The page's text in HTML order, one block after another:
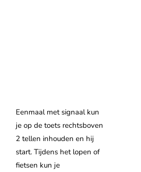
Eenmaal met signaal kun
je op de toets rechtsboven
2 tellen inhouden en hij
start. Tijdens het lopen of
fietsen kun je